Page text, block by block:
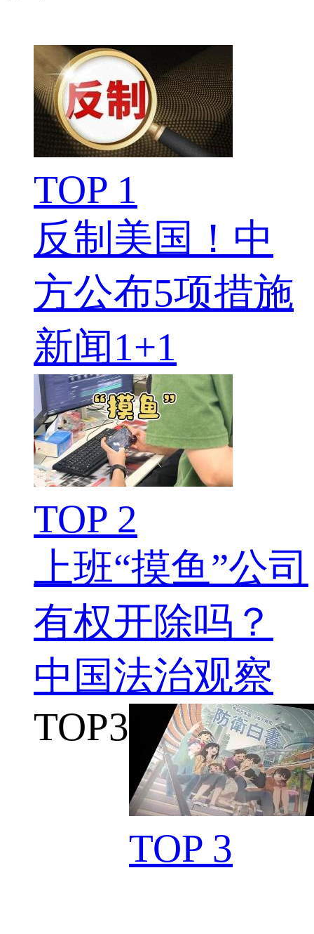
TOP 1
反制美国！中
方公布5项措施
新闻1+1
TOP 2
上班“摸鱼”公司
有权开除吗？
中国法治观察
TOP3
TOP 3